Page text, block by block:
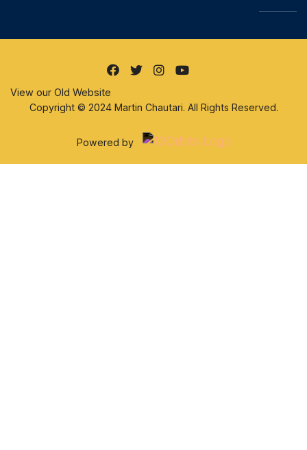
View our Old Website
Copyright © 2024 Martin Chautari. All Rights Reserved.
Powered by